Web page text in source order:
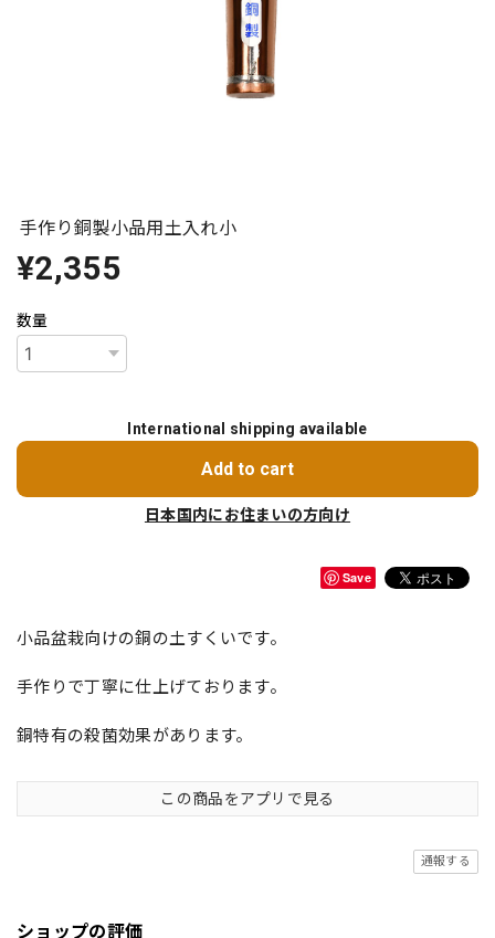
手作り銅製小品用土入れ小
¥2,355
数量
International shipping available
Add to cart
日本国内にお住まいの方向け
Save
小品盆栽向けの銅の土すくいです。
手作りで丁寧に仕上げております。
銅特有の殺菌効果があります。
この商品をアプリで見る
通報する
ショップの評価